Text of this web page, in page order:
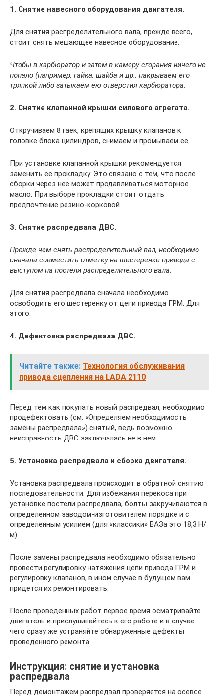
1. Снятие навесного оборудования двигателя.
Для снятия распределительного вала, прежде всего,
стоит снять мешающее навесное оборудование:
Чтобы в карбюратор и затем в камеру сгорания ничего не
попало (например, гайка, шайба и др., накрываем его
тряпкой либо затыкаем ею отверстия карбюратора.
2. Снятие клапанной крышки силового агрегата.
Откручиваем 8 гаек, крепящих крышку клапанов к
головке блока цилиндров, снимаем и промываем ее.
При установке клапанной крышки рекомендуется
заменить ее прокладку. Это связано с тем, что после
сборки через нее может продавливаться моторное
масло. При выборе прокладки стоит отдать
предпочтение резино-корковой.
3. Снятие распредвала ДВС.
Прежде чем снять распределительный вал, необходимо
сначала совместить отметку на шестеренке привода с
выступом на постели распределительного вала.
Для снятия распредвала сначала необходимо
освободить его шестеренку от цепи привода ГРМ. Для
этого:
4. Дефектовка распредвала ДВС.
Читайте также: Технология обслуживания
привода сцепления на LADA 2110
Перед тем как покупать новый распредвал, необходимо
продефектовать (см. «Определяем необходимость
замены распредвала») снятый, ведь возможно
неисправность ДВС заключалась не в нем.
5. Установка распредвала и сборка двигателя.
Установка распредвала происходит в обратной снятию
последовательности. Для избежания перекоса при
установке постели распредвала, болты закручиваются в
определенном заводом-изготовителем порядке и с
определенным усилием (для «классики» ВАЗа это 18,3 Н/
м).
После замены распредвала необходимо обязательно
провести регулировку натяжения цепи привода ГРМ и
регулировку клапанов, в ином случае в будущем вам
придется их ремонтировать.
После проведенных работ первое время осматривайте
двигатель и прислушивайтесь к его работе и в случае
чего сразу же устраняйте обнаруженные дефекты
проведенного ремонта.
Инструкция: снятие и установка
распредвала
Перед демонтажем распредвал проверяется на осевое